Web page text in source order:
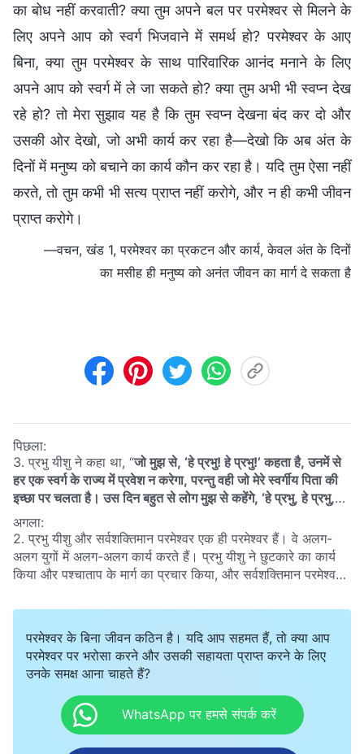
का बोध नहीं करवाती? क्या तुम अपने बल पर परमेश्वर से मिलने के
लिए अपने आप को स्वर्ग भिजवाने में समर्थ हो? परमेश्वर के आए
बिना, क्या तुम परमेश्वर के साथ पारिवारिक आनंद मनाने के लिए
अपने आप को स्वर्ग में ले जा सकते हो? क्या तुम अभी भी स्वप्न देख
रहे हो? तो मेरा सुझाव यह है कि तुम स्वप्न देखना बंद कर दो और
उसकी ओर देखो, जो अभी कार्य कर रहा है—देखो कि अब अंत के
दिनों में मनुष्य को बचाने का कार्य कौन कर रहा है। यदि तुम ऐसा नहीं
करते, तो तुम कभी भी सत्य प्राप्त नहीं करोगे, और न ही कभी जीवन
प्राप्त करोगे।
—वचन, खंड 1, परमेश्वर का प्रकटन और कार्य, केवल अंत के दिनों
का मसीह ही मनुष्य को अनंत जीवन का मार्ग दे सकता है
पिछला:
3. प्रभु यीशु ने कहा था, “जो मुझ से, ‘हे प्रभु! हे प्रभु!’ कहता है, उनमें से
हर एक स्वर्ग के राज्य में प्रवेश न करेगा, परन्तु वही जो मेरे स्वर्गीय पिता की
इच्छा पर चलता है। उस दिन बहुत से लोग मुझ से कहेंगे, ‘हे प्रभु, हे प्रभु,
क्या हम ने तेरे नाम से भविष्यद्वाणी नहीं की, और तेरे नाम से दुष्‍टात्माओं को
नहीं निकाला, और तेरे नाम से बहुत से आश्‍चर्यकर्म नहीं किए?’ तब मैं उनसे
खुलकर कह दूँगा, ‘मैं ने तुम को कभी नहीं जाना। हे कुकर्म करनेवालो, मेरे
पास से चले जाओ’” (मत्ती 7:21-23)। जो लोग “हे प्रभु, हे प्रभु” कहते
हैं, वे सभी परमेश्वर में विश्वास करते हैं और उसकी सेवा करते हैं। उन्होंने
है। यह सब करके क्या उन्होंने प्रभु की इच्छा का पालन नहीं किया है? जब
प्रभु यीशु वापस आता है, तो वे प्रभु द्वारा सराहे क्यों नहीं जाएँगे, और क्यों
इसके बजाय उन्हें बुराई करने वालों के रूप में निंदित किया जाएगा?
अगला:
2. प्रभु यीशु और सर्वशक्तिमान परमेश्वर एक ही परमेश्वर हैं। वे अलग-
अलग युगों में अलग-अलग कार्य करते हैं। प्रभु यीशु ने छुटकारे का कार्य
किया और पश्चाताप के मार्ग का प्रचार किया, और सर्वशक्तिमान परमेश्वर
का मार्ग प्रशस्त करता है। तो आखिर, पश्चाताप और अनन्त जीवन के मार्ग
के बीच क्या अंतर है?
परमेश्वर के बिना जीवन कठिन है। यदि आप सहमत हैं, तो क्या आप
परमेश्वर पर भरोसा करने और उसकी सहायता प्राप्त करने के लिए
उनके समक्ष आना चाहते हैं?
WhatsApp पर हमसे संपर्क करें